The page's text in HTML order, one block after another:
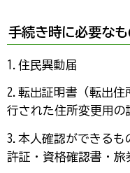
手続き時に必要な
1.住民異動届
2.転出証明書（転出住
行された住所変更用の
3.本人確認ができるも
許証・資格確認書・旅